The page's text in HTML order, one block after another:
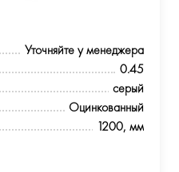
Уточняйте у менеджера
0.45
серый
Оцинкованный
1200, мм